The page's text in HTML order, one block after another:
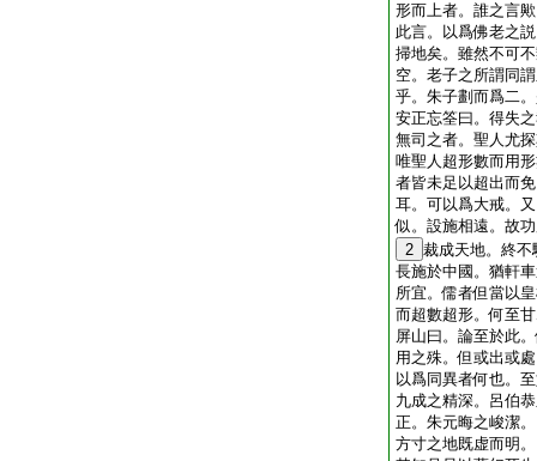
形而上者。誰之言
此言。以爲佛老之
掃地矣。雖然不可
空。老子之所謂同
乎。朱子劃而爲二
安正忘筌曰。得失
無司之者。聖人尤
唯聖人超形數而用
者皆未足以超出而
耳。可以爲大戒。
似。設施相遠。故
2 裁成天地。終
長施於中國。猶軒
所宜。儒者但當以
而超數超形。何至
屏山曰。論至於此
用之殊。但或出或
以爲同異者何也。
九成之精深。呂伯
正。朱元晦之峻潔
方寸之地既虚而明